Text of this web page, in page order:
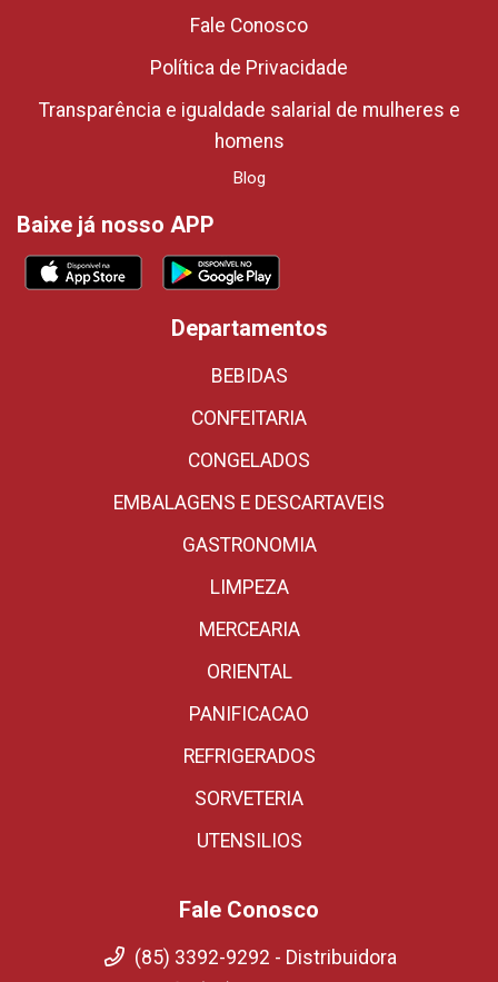
Fale Conosco
Política de Privacidade
Transparência e igualdade salarial de mulheres e
homens
Blog
Baixe já nosso APP
Departamentos
BEBIDAS
CONFEITARIA
CONGELADOS
EMBALAGENS E DESCARTAVEIS
GASTRONOMIA
LIMPEZA
MERCEARIA
ORIENTAL
PANIFICACAO
REFRIGERADOS
SORVETERIA
UTENSILIOS
Fale Conosco
(85) 3392-9292 - Distribuidora